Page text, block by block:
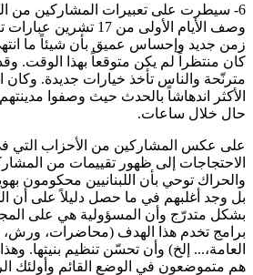
6- سيطرت على تعبيرات المشاركين من
وصف الأيام الأولى من 17
زمن جديد وإحساس عميق بأن شيئاً ما
كان منتظراً لم يكن متوقعاً بهذا الوقت.
مترنّحة والناس تأخذ خيارات جديدة.
الأكثر اندهاشاً بالحدث حيث وصفوا
حال خلال ساعات.
على عكس المشاركين من الأحزاب التي
الاحتجاجات إلى ظهور تقييمات من
والحراك توحي بأن اللبنانيين محكومون
بل وجد أغلبهم في ما حصل دليلاً على أن
بشكل متدرّج وأن المسؤولية هي على
برامج تخدم هذا الهدف (محاضرات، ورش،
العامة،... إلخ) وأن تحسّن تنظيم بنيتها.
هم متموضعون في الوضع القائم وأولئك